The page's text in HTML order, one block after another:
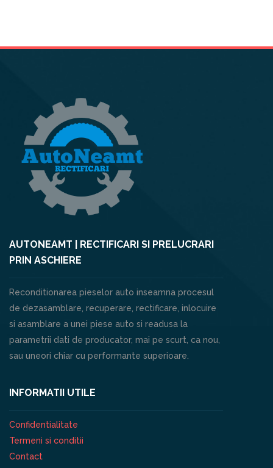
AUTONEAMT | RECTIFICARI SI PRELUCRARI
PRIN ASCHIERE
Reconditionarea pieselor auto inseamna procesul
de dezasamblare, recuperare, rectificare, inlocuire
si asamblare a unei piese auto si readusa la
parametrii dati de producator, mai pe scurt, ca nou,
sau uneori chiar cu performante superioare.
INFORMATII UTILE
Confidentialitate
Termeni si conditii
Contact